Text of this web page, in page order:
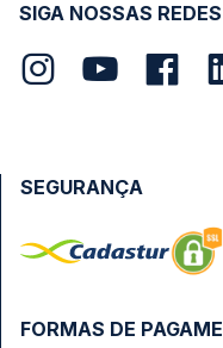
SIGA NOSSAS
FORMAS DE
SEGURANÇA